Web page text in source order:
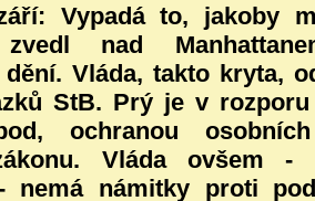
Vypadá to, jakoby
zvedl nad
Vláda, takto kryta,
StB. Prý je v
ochranou
Vláda ovšem -
nemá námitky proti